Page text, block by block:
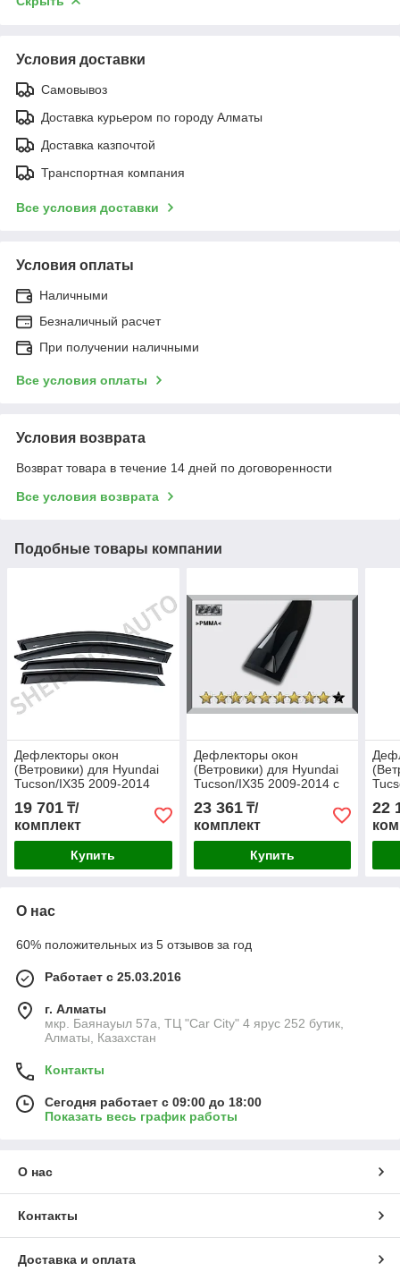
Условия доставки
Самовывоз
Доставка курьером по городу Алматы
Доставка казпочтой
Транспортная компания
Все условия доставки
Условия оплаты
Наличными
Безналичный расчет
При получении наличными
Все условия оплаты
Условия возврата
Возврат товара в течение 14 дней по договоренности
Все условия возврата
Подобные товары компании
Дефлекторы окон
(Ветровики) для Hyundai
Tucson/IX35 2009-2014
19 701 ₸/
комплект
Купить
Дефлекторы окон
(Ветровики) для Hyundai
Tucson/IX35 2009-2014 с
хромированной вставкой
OEM
23 361₸/
комплект
Купить
22
О нас
60% положительных из 5 отзывов за год
Работает с 25.03.2016
г. Алматы
мкр. Баянауыл 57а, ТЦ "Car Сity" 4 ярус 252 бутик,
Алматы, Казахстан
Контакты
Сегодня работает с 09:00 до 18:00
Показать весь график работы
О нас
Контакты
Доставка и оплата